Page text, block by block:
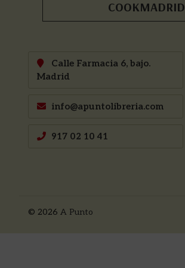
COOKMADRID
Calle Farmacia 6, bajo.
Madrid
info@apuntolibreria.com
917 02 10 41
© 2026 A Punto